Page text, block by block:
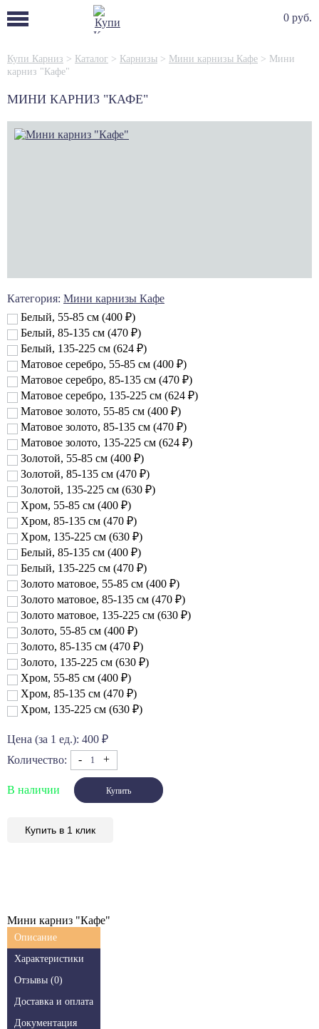
0 руб.
Купи Карниз > Каталог > Карнизы > Мини карнизы Кафе > Мини
карниз "Кафе"
МИНИ КАРНИЗ "КАФЕ"
Категория: Мини карнизы Кафе
Белый, 55-85 см (400 ₽)
Белый, 85-135 см (470 ₽)
Белый, 135-225 см (624 ₽)
Матовое серебро, 55-85 см (400 ₽)
Матовое серебро, 85-135 см (470 ₽)
Матовое серебро, 135-225 см (624 ₽)
Матовое золото, 55-85 см (400 ₽)
Матовое золото, 85-135 см (470 ₽)
Матовое золото, 135-225 см (624 ₽)
Золотой, 55-85 см (400 ₽)
Золотой, 85-135 см (470 ₽)
Золотой, 135-225 см (630 ₽)
Хром, 55-85 см (400 ₽)
Хром, 85-135 см (470 ₽)
Хром, 135-225 см (630 ₽)
Белый, 85-135 см (400 ₽)
Белый, 135-225 см (470 ₽)
Золото матовое, 55-85 см (400 ₽)
Золото матовое, 85-135 см (470 ₽)
Золото матовое, 135-225 см (630 ₽)
Золото, 55-85 см (400 ₽)
Золото, 85-135 см (470 ₽)
Золото, 135-225 см (630 ₽)
Хром, 55-85 см (400 ₽)
Хром, 85-135 см (470 ₽)
Хром, 135-225 см (630 ₽)
Цена (за 1 ед.): 400 ₽
Количество:
- +
В наличии
Купить в 1 клик
Мини карниз "Кафе"
Описание
Характеристики
Отзывы (0)
Доставка и оплата
Документация